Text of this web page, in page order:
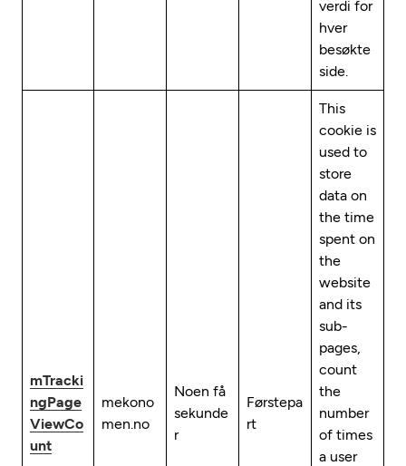
verdi for
hver
besøkte
side.
mTracki
ngPage
ViewCo
unt
mekono
men.no
Noen få
sekunde
r
Førstepa
rt
This
cookie is
used to
store
data on
the time
spent on
the
website
and its
sub-
pages,
count
the
number
of times
a user